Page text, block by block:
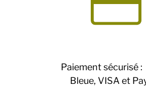
Paiement sécurisé
Bleue, VISA et